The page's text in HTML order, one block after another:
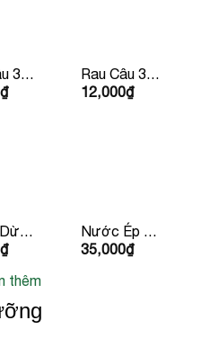
3
₫
Rau Câu 3
Màu Chén
12,000₫
₫
Nước Ép Cà
Chua
35,000₫
thêm